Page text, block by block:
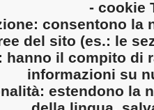
- cookie
consentono la
del sito (es.: le
hanno il compito di
informazioni su
estendono la